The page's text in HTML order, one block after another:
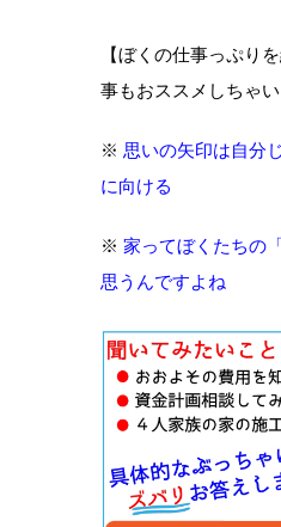
【ぼくの仕事っぷり
事もおススメしちゃい
※ 思いの矢印は自分
に向ける
※ 家ってぼくたちの
思うんですよね